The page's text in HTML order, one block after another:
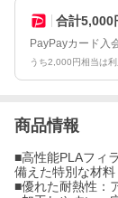
合計5,000
PayPayカード入
うち2,000円相当は
商品情報
■高性能PLAフィ
備えた特別な材料
■優れた耐熱性：